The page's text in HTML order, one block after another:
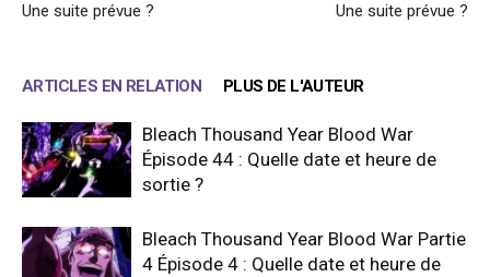
Une suite prévue ?
Une suite prévue ?
ARTICLES EN RELATION PLUS DE L'AUTEUR
Bleach Thousand Year Blood War
Épisode 44 : Quelle date et heure de
sortie ?
Bleach Thousand Year Blood War Partie
4 Épisode 4 : Quelle date et heure de